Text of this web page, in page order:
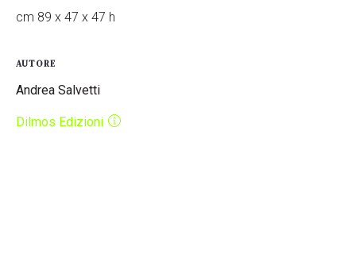
cm 89 x 47 x 47 h
AUTORE
Andrea Salvetti
Dilmos Edizioni